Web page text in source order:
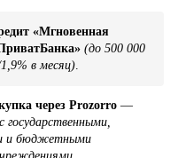
«Мгновенная
(до 500 000
в месяц).
через Prozorro —
государственными,
и бюджетными